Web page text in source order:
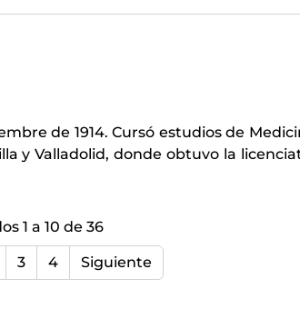
de 1914. Cursó estudios de
y Valladolid, donde obtuvo la
1 a 10 de 36
3 4 Siguiente